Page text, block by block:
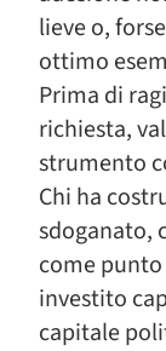
lieve o,
ottimo
Prima di
richiesta,
strumento
Chi ha
sdoganato,
come
investito
capitale